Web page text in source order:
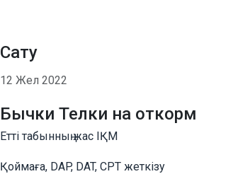
Сату
12 Жел 2022
Бычки Телки на откорм
Етті табынның жас ІҚМ
Қоймаға, DAP, DAT, CPT жеткізу